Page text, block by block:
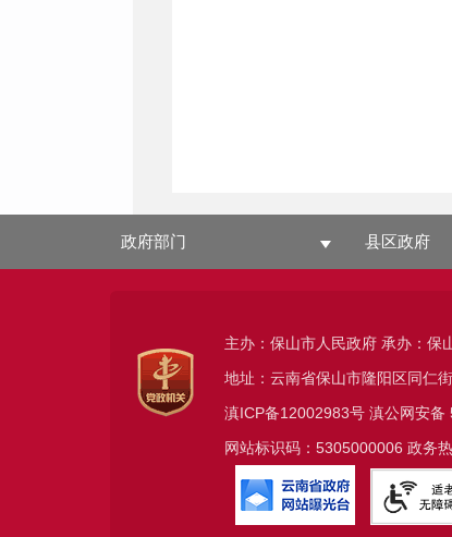
政府部门 县区政府
主办：保山市人民政府 承办：保
地址：云南省保山市隆阳区同仁
滇ICP备12002983号滇公网安备
网站标识码：5305000006 政务